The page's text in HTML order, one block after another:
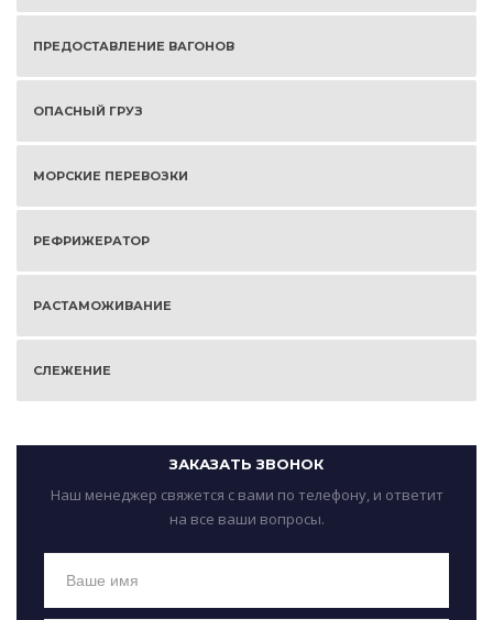
ПРЕДОСТАВЛЕНИЕ ВАГОНОВ
ОПАСНЫЙ ГРУЗ
МОРСКИЕ ПЕРЕВОЗКИ
РЕФРИЖЕРАТОР
РАСТАМОЖИВАНИЕ
СЛЕЖЕНИЕ
ЗАКАЗАТЬ ЗВОНОК
Наш менеджер свяжется с вами по телефону, и ответит
на все ваши вопросы.